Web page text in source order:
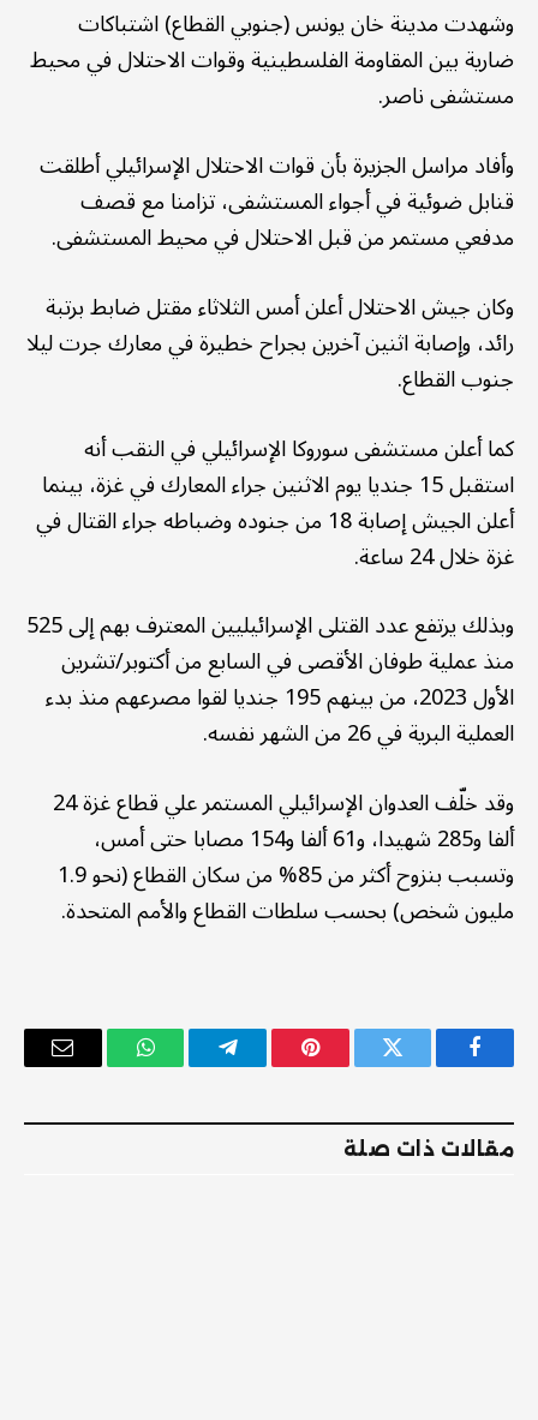
وشهدت مدينة خان يونس (جنوبي القطاع) اشتباكات
ضارية بين المقاومة الفلسطينية وقوات الاحتلال في محيط
مستشفى ناصر.
وأفاد مراسل الجزيرة بأن قوات الاحتلال الإسرائيلي أطلقت
قنابل ضوئية في أجواء المستشفى، تزامنا مع قصف
مدفعي مستمر من قبل الاحتلال في محيط المستشفى.
وكان جيش الاحتلال أعلن أمس الثلاثاء مقتل ضابط برتبة
رائد، وإصابة اثنين آخرين بجراح خطيرة في معارك جرت ليلا
جنوب القطاع.
كما أعلن مستشفى سوروكا الإسرائيلي في النقب أنه
استقبل 15 جنديا يوم الاثنين جراء المعارك في غزة، بينما
أعلن الجيش إصابة 18 من جنوده وضباطه جراء القتال في
غزة خلال 24 ساعة.
وبذلك يرتفع عدد القتلى الإسرائيليين المعترف بهم إلى 525
منذ عملية طوفان الأقصى في السابع من أكتوبر/تشرين
الأول 2023، من بينهم 195 جنديا لقوا مصرعهم منذ بدء
العملية البرية في 26 من الشهر نفسه.
وقد خلّف العدوان الإسرائيلي المستمر علي قطاع غزة 24
ألفا و285 شهيدا، و61 ألفا و154 مصابا حتى أمس،
وتسبب بنزوح أكثر من 85% من سكان القطاع (نحو 1.9
مليون شخص) بحسب سلطات القطاع والأمم المتحدة.
فيسبوك تويتر بينتيريستتيلقرام واتساب
البريد
مقالات ذات صلة